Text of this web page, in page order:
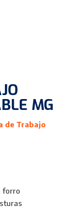
MG
de Trabajo
forro